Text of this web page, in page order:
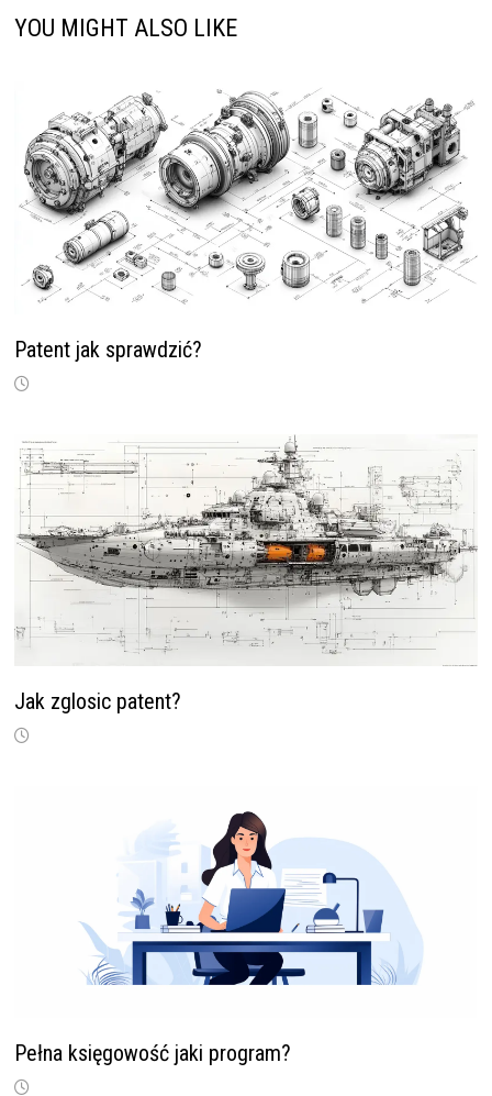
YOU MIGHT ALSO LIKE
Patent jak sprawdzić?
Jak zglosic patent?
Pełna księgowość jaki program?